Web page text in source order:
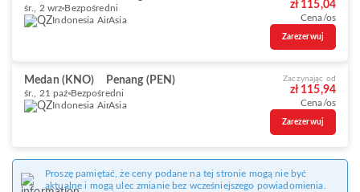
śr., 2 wrz Bezpośredni
Indonesia AirAsia
zł 115,04
Cena/os
Zarezerwuj
Medan (KNO) Penang (PEN)
śr., 21 paź Bezpośredni
Indonesia AirAsia
Zaczynając od
zł 115,94
Cena/os
Zarezerwuj
Proszę pamiętać, że ceny podane na tej stronie mogą nie być
aktualne i mogą ulec zmianie bez wcześniejszego powiadomienia.